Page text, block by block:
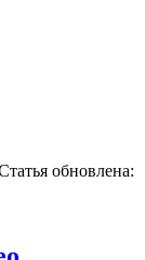
обновлена: